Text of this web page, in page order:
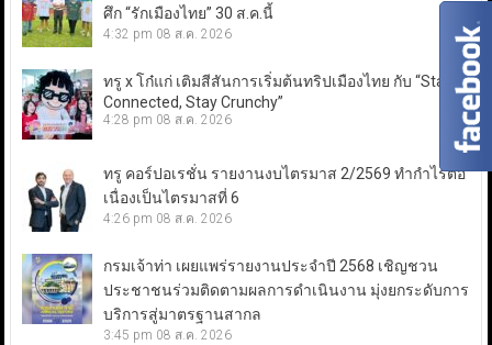
ศึก “รักเมืองไทย” 30 ส.ค.นี้
4:32 pm 08 ส.ค. 2026
ทรู x โก๋แก่ เติมสีสันการเริ่มต้นทริปเมืองไทย กับ “Stay
Connected, Stay Crunchy”
4:28 pm 08 ส.ค. 2026
ทรู คอร์ปอเรชั่น รายงานงบไตรมาส 2/2569 ทำกำไรต่อ
เนื่องเป็นไตรมาสที่ 6
4:26 pm 08 ส.ค. 2026
กรมเจ้าท่า เผยแพร่รายงานประจำปี 2568 เชิญชวน
ประชาชนร่วมติดตามผลการดำเนินงาน มุ่งยกระดับการ
บริการสู่มาตรฐานสากล
3:45 pm 08 ส.ค. 2026